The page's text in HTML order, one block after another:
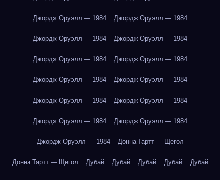
Джордж Оруэлл — 1984 Джордж Оруэлл — 1984
Джордж Оруэлл — 1984 Джордж Оруэлл — 1984
Джордж Оруэлл — 1984 Джордж Оруэлл — 1984
Джордж Оруэлл — 1984 Джордж Оруэлл — 1984
Джордж Оруэлл — 1984 Джордж Оруэлл — 1984
Джордж Оруэлл — 1984 Джордж Оруэлл — 1984
Джордж Оруэлл — 1984 Донна Тартт — Щегол
Донна Тартт — Щегол Дубай Дубай Дубай Дубай Дубай